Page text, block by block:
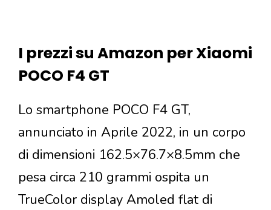
I prezzi su Amazon per Xiaomi
POCO F4 GT
Lo smartphone POCO F4 GT,
annunciato in Aprile 2022, in un corpo
di dimensioni 162.5×76.7×8.5mm che
pesa circa 210 grammi ospita un
TrueColor display Amoled flat di